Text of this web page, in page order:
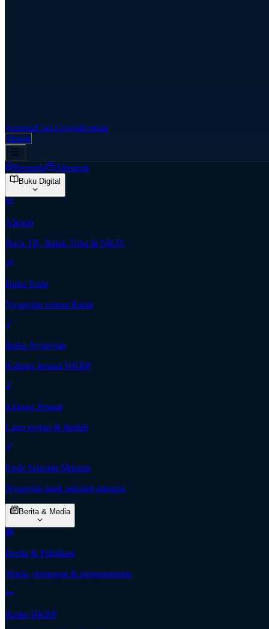
AspirasiCari GerejaKontak
Masuk
Beranda Almanak
Buku Digital
Alkitab
Baca TB, Batak Toba & NKJV
Buku Ende
Nyanyian rohani Batak
Buku Nyanyian
Kidung Jemaat HKBP
Kidung Jemaat
Lagu pujian & ibadah
Ende Sekolah Minggu
Nyanyian anak sekolah minggu
Berita & Media
Berita & Publikasi
Warta, renungan & pengumuman
Radio HKBP